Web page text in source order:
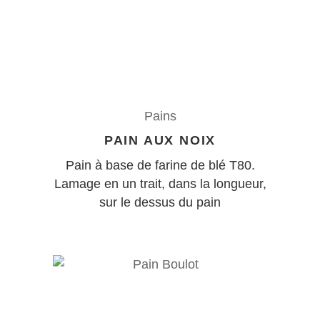
Pains
PAIN AUX NOIX
Pain à base de farine de blé T80.
Lamage en un trait, dans la longueur,
sur le dessus du pain